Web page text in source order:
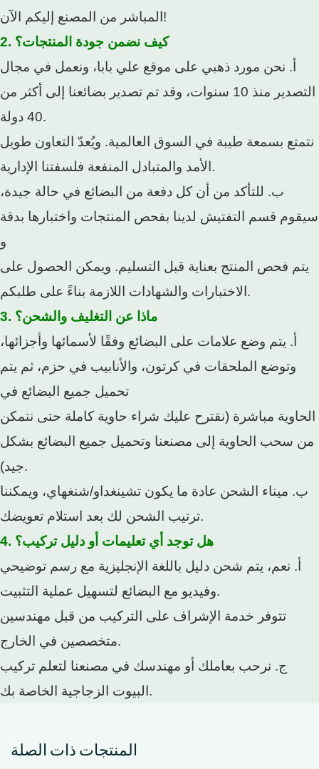
المباشر من المصنع إليكم الآن!
2. كيف نضمن جودة المنتجات؟
أ. نحن مورد ذهبي على موقع علي بابا، ونعمل في مجال
التصدير منذ 10 سنوات، وقد تم تصدير بضائعنا إلى أكثر من
40 دولة.
نتمتع بسمعة طيبة في السوق العالمية. ويُعدّ التعاون طويل
الأمد والمتبادل المنفعة فلسفتنا الإدارية.
ب. للتأكد من أن كل دفعة من البضائع في حالة جيدة،
سيقوم قسم التفتيش لدينا بفحص المنتجات واختبارها بدقة
و
يتم فحص المنتج بعناية قبل التسليم. ويمكن الحصول على
الاختبارات والشهادات اللازمة بناءً على طلبكم.
3. ماذا عن التغليف والشحن؟
أ. يتم وضع علامات على البضائع وفقًا لأسمائها وأجزائها،
وتوضع الملحقات في كرتون، والأنابيب في حزم، ثم يتم
تحميل جميع البضائع في
الحاوية مباشرة (نقترح عليك شراء حاوية كاملة حتى نتمكن
من سحب الحاوية إلى مصنعنا وتحميل جميع البضائع بشكل
جيد).
ب. ميناء الشحن عادة ما يكون تشينغداو/شنغهاي، ويمكننا
ترتيب الشحن لك بعد استلام تعويضك.
4. هل توجد أي تعليمات أو دليل تركيب؟
أ. نعم، يتم شحن دليل باللغة الإنجليزية مع رسم توضيحي
وفيديو مع البضائع لتسهيل عملية التثبيت.
تتوفر خدمة الإشراف على التركيب من قبل مهندسين
متخصصين في الخارج.
ج. نرحب بعاملك أو مهندسك في مصنعنا لتعلم تركيب
البيوت الزجاجية الخاصة بك.
المنتجات ذات الصلة